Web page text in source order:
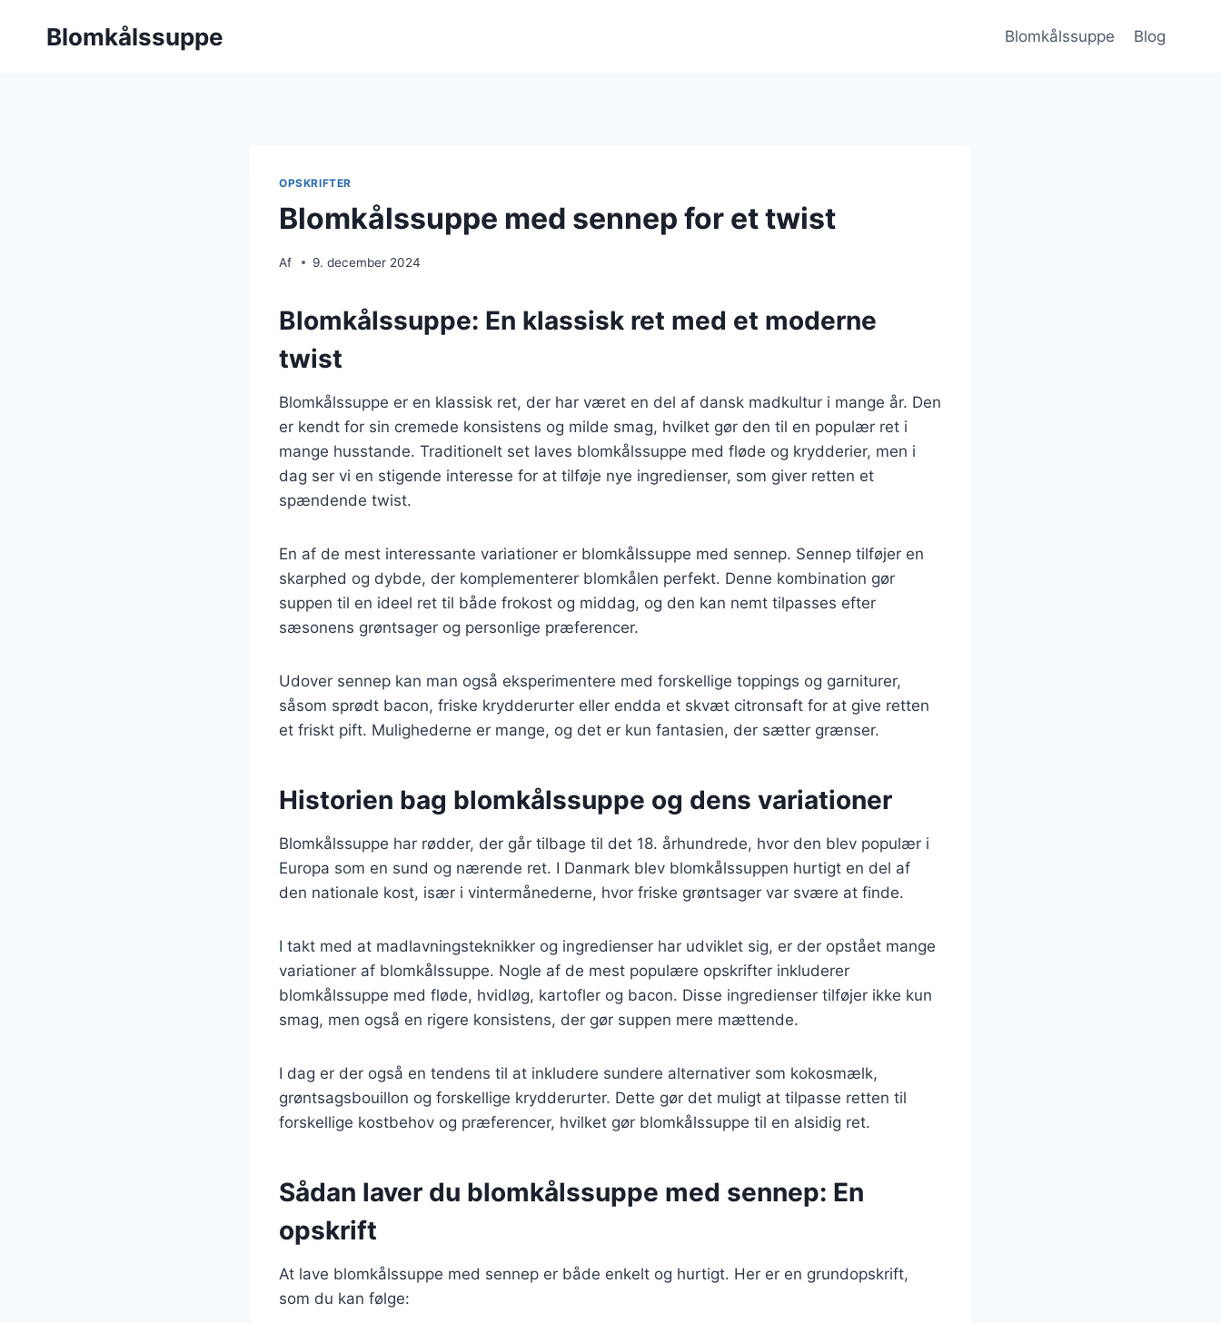
Blomkålssuppe Blomkålssuppe Blog
OPSKRIFTER
Blomkålssuppe med sennep for et twist
Af 9. december 2024
Blomkålssuppe: En klassisk ret med et moderne
twist
Blomkålssuppe er en klassisk ret, der har været en del af dansk madkultur i mange år. Den
er kendt for sin cremede konsistens og milde smag, hvilket gør den til en populær ret i
mange husstande. Traditionelt set laves blomkålssuppe med fløde og krydderier, men i
dag ser vi en stigende interesse for at tilføje nye ingredienser, som giver retten et
spændende twist.
En af de mest interessante variationer er blomkålssuppe med sennep. Sennep tilføjer en
skarphed og dybde, der komplementerer blomkålen perfekt. Denne kombination gør
suppen til en ideel ret til både frokost og middag, og den kan nemt tilpasses efter
sæsonens grøntsager og personlige præferencer.
Udover sennep kan man også eksperimentere med forskellige toppings og garniturer,
såsom sprødt bacon, friske krydderurter eller endda et skvæt citronsaft for at give retten
et friskt pift. Mulighederne er mange, og det er kun fantasien, der sætter grænser.
Historien bag blomkålssuppe og dens variationer
Blomkålssuppe har rødder, der går tilbage til det 18. århundrede, hvor den blev populær i
Europa som en sund og nærende ret. I Danmark blev blomkålssuppen hurtigt en del af
den nationale kost, især i vintermånederne, hvor friske grøntsager var svære at finde.
I takt med at madlavningsteknikker og ingredienser har udviklet sig, er der opstået mange
variationer af blomkålssuppe. Nogle af de mest populære opskrifter inkluderer
blomkålssuppe med fløde, hvidløg, kartofler og bacon. Disse ingredienser tilføjer ikke kun
smag, men også en rigere konsistens, der gør suppen mere mættende.
I dag er der også en tendens til at inkludere sundere alternativer som kokosmælk,
grøntsagsbouillon og forskellige krydderurter. Dette gør det muligt at tilpasse retten til
forskellige kostbehov og præferencer, hvilket gør blomkålssuppe til en alsidig ret.
Sådan laver du blomkålssuppe med sennep: En
opskrift
At lave blomkålssuppe med sennep er både enkelt og hurtigt. Her er en grundopskrift,
som du kan følge: